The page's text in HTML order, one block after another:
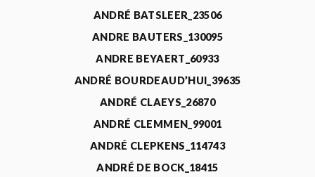
ANDRÉ BATSLEER_23506
ANDRE BAUTERS_130095
ANDRE BEYAERT_60933
ANDRÉ BOURDEAUD’HUI_39635
ANDRÉ CLAEYS_26870
ANDRÉ CLEMMEN_99001
ANDRÉ CLEPKENS_114743
ANDRÉ DE BOCK_18415